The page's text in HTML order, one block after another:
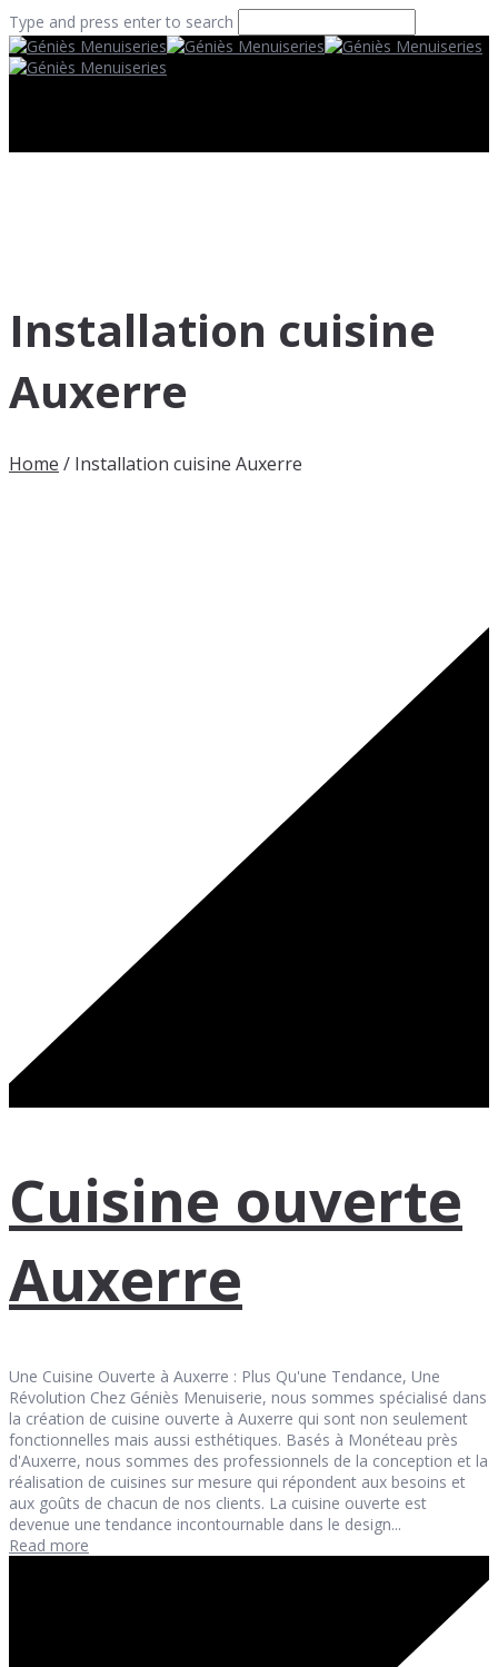
Type and press enter to search
Installation cuisine
Auxerre
Home / Installation cuisine Auxerre
Cuisine ouverte
Auxerre
Une Cuisine Ouverte à Auxerre : Plus Qu'une Tendance, Une
Révolution Chez Géniès Menuiserie, nous sommes spécialisé dans
la création de cuisine ouverte à Auxerre qui sont non seulement
fonctionnelles mais aussi esthétiques. Basés à Monéteau près
d'Auxerre, nous sommes des professionnels de la conception et la
réalisation de cuisines sur mesure qui répondent aux besoins et
aux goûts de chacun de nos clients. La cuisine ouverte est
devenue une tendance incontournable dans le design...
Read more